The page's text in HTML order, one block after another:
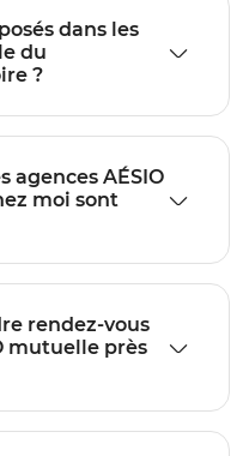
dans les
?
AÉSIO
moi sont
rendez-vous